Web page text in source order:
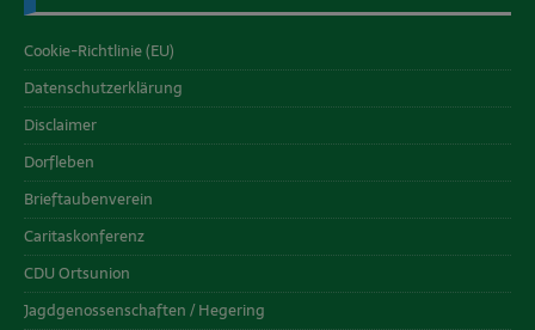
Cookie-Richtlinie (EU)
Datenschutzerklärung
Disclaimer
Dorfleben
Brieftaubenverein
Caritaskonferenz
CDU Ortsunion
Jagdgenossenschaften / Hegering